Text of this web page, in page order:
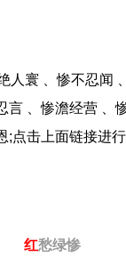
人寰 、惨不忍闻
、惨澹经营 、
;点击上面链接进
红愁绿惨